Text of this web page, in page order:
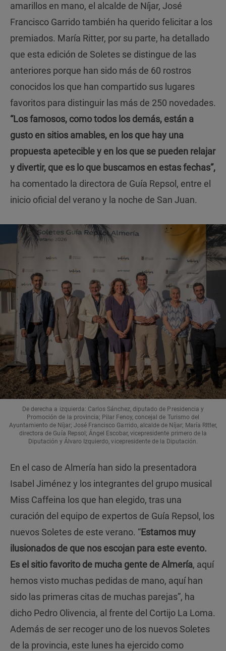
amarillos en mano, el alcalde de Níjar, José
Francisco Garrido también ha querido felicitar a los
premiados. María Ritter, por su parte, ha detallado
que esta edición de Soletes se distingue de las
anteriores porque han sido más de 60 rostros
conocidos los que han compartido sus lugares
favoritos para distinguir las más de 250 novedades.
“Los famosos, como todos los demás, están a
gusto en sitios amables, en los que hay una
propuesta apetecible y en los que se pueden relajar
y divertir, que es lo que buscamos en estas fechas”,
ha comentado la directora de Guía Repsol, entre el
inicio oficial del verano y la noche de San Juan.
De derecha a izquierda: Carlos Sánchez, diputado de Presidencia y
Promoción de la provincia; Pilar Fenoy, concejal de Turismo del
Ayuntamiento de Níjar; José Francisco Garrido, alcalde de Níjar; María RItter,
directora de Guía Repsol; Ángel Escobar, vicepresidente primero de la
Diputación y Álvaro Izquierdo, vicepresidente de la Diputación.
En el caso de Almería han sido la presentadora
Isabel Jiménez y los integrantes del grupo musical
Miss Caffeina los que han elegido, tras una
curación del equipo de expertos de Guía Repsol, los
nuevos Soletes de este verano. “Estamos muy
ilusionados de que nos escojan para este evento.
Es el sitio favorito de mucha gente de Almería, aquí
hemos visto muchas pedidas de mano, aquí han
sido las primeras citas de muchas parejas”, ha
dicho Pedro Olivencia, al frente del Cortijo La Loma.
Además de ser recoger uno de los nuevos Soletes
de la provincia, este lunes ha ejercido como